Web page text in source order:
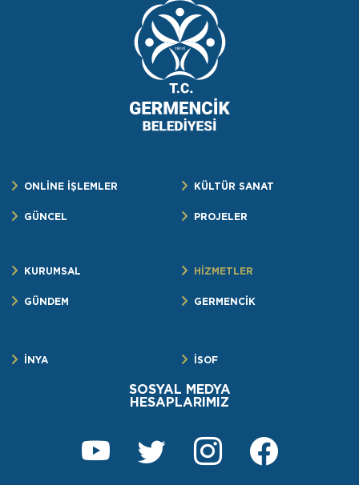
ONLİNE İŞLEMLER KÜLTÜR SANAT
GÜNCEL PROJELER
KURUMSAL HİZMETLER
GÜNDEM GERMENCİK
İNYA İSOF
SOSYAL MEDYA
HESAPLARIMIZ